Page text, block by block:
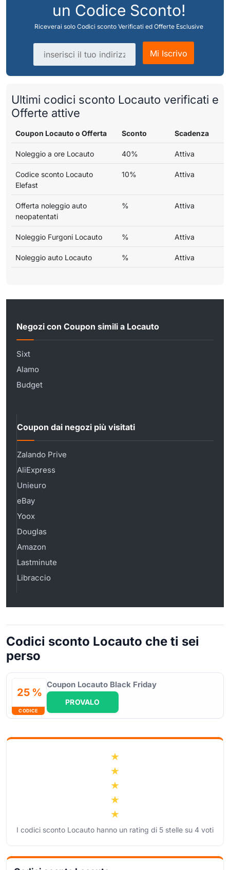
un Codice Sconto!
Riceverai solo Codici sconto Verificati ed Offerte Esclusive
Indirizzo email
Mi Iscrivo
Ultimi codici sconto Locauto verificati e
Offerte attive
Coupon Locauto o Offerta Sconto Scadenza
Noleggio a ore Locauto 40% Attiva
Codice sconto Locauto
Elefast
10% Attiva
Offerta noleggio auto
neopatentati
% Attiva
Noleggio Furgoni Locauto % Attiva
Noleggio auto Locauto % Attiva
Negozi con Coupon simili a Locauto
Sixt
Alamo
Budget
Coupon dai negozi più visitati
Zalando Prive
AliExpress
Unieuro
eBay
Yoox
Douglas
Amazon
Lastminute
Libraccio
Codici sconto Locauto che ti sei
perso
25 %
CODICE
Coupon Locauto Black Friday
PROVALO
I codici sconto Locauto hanno un rating di 5 stelle su 4 voti